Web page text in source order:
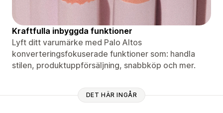
Kraftfulla inbyggda funktioner
Lyft ditt varumärke med Palo Altos
konverteringsfokuserade funktioner som: handla
stilen, produktuppförsäljning, snabbköp och mer.
DET HÄR INGÅR